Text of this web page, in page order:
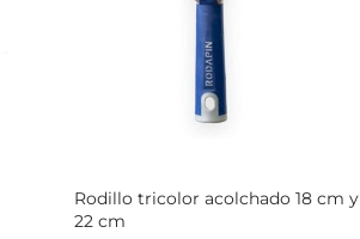
Rodillo tricolor acolchado 18 cm y
22 cm